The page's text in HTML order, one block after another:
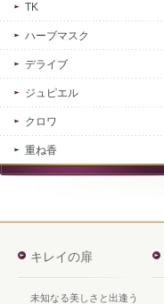
TK
ハーブマスク
デライブ
ジュピエル
クロワ
重ね香
キレイの扉
未知なる美しさと出逢う